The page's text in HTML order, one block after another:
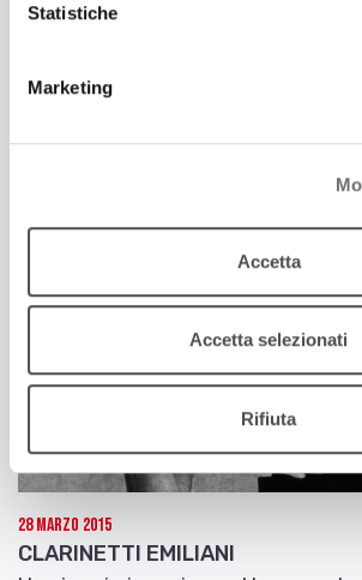
Statistiche
Marketing
Accetta
Accetta selezionati
Rifiuta
4 Aprile 2015
Un viaggio in regione attraverso la
28 Marzo 2015
CLARINETTI EMILIANI